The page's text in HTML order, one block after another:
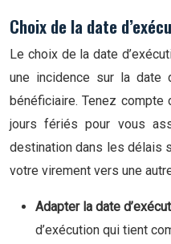
Choix de la date
Le choix de la date
une incidence sur la
bénéficiaire. Tenez
jours fériés pour vous
destination dans les délais
votre virement vers une
Adapter la date
d’exécution qui tient